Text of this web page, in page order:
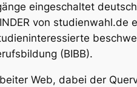
eingeschaltet
von studienwahl.de
(BIBB).
Web, dabei der